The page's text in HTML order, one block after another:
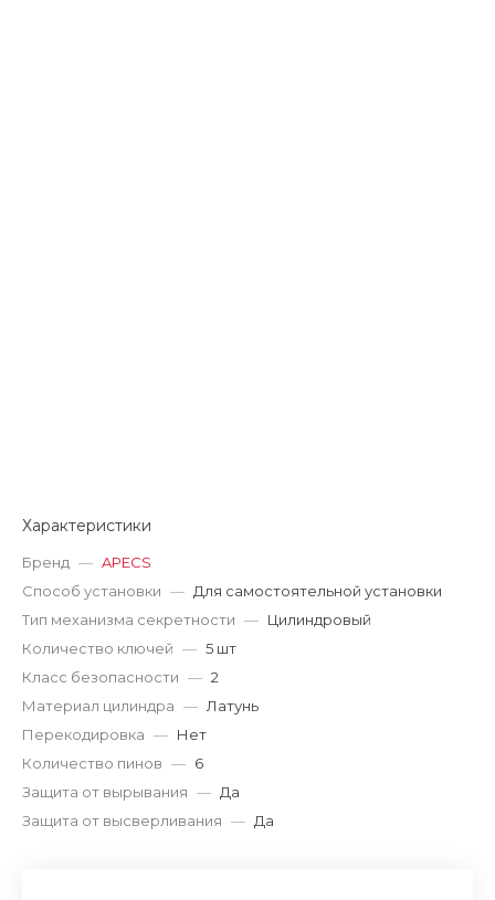
Характеристики
Бренд — APECS
Способ установки — Для самостоятельной установки
Тип механизма секретности — Цилиндровый
Количество ключей — 5 шт
Класс безопасности — 2
Материал цилиндра — Латунь
Перекодировка — Нет
Количество пинов — 6
Защита от вырывания — Да
Защита от высверливания — Да